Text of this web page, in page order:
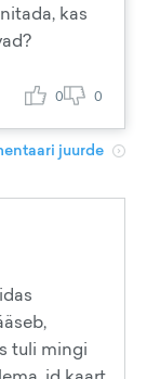
kas
0 0
juurde
tuli mingi